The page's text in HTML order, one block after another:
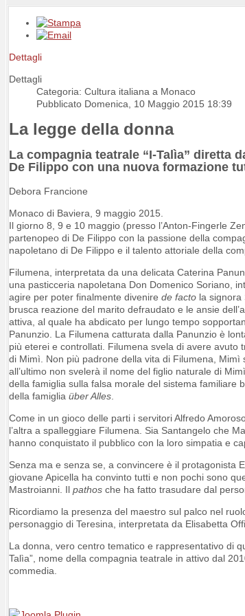
Dettagli
Dettagli
Categoria: Cultura italiana a Monaco
Pubblicato Domenica, 10 Maggio 2015 18:39
La legge della donna
La compagnia teatrale “I-Talìa” diretta
De Filippo con una nuova formazione
Debora Francione
Monaco di Baviera, 9 maggio 2015.
Il giorno 8, 9 e 10 maggio (presso l’Anton-Fingerle
partenopeo di De Filippo con la passione della
napoletano di De Filippo e il talento attoriale della
Filumena, interpretata da una delicata Caterina
una pasticceria napoletana Don Domenico Soriano,
agire per poter finalmente divenire de facto la signora
brusca reazione del marito defraudato e le ansie
attiva, al quale ha abdicato per lungo tempo
Panunzio. La Filumena catturata dalla Panunzio è
più eterei e controllati. Filumena svela di avere
di Mimì. Non più padrone della vita di Filumena, Mimì
all’ultimo non svelerà il nome del figlio naturale di
della famiglia sulla falsa morale del sistema familiare
della famiglia über Alles
Come in un gioco delle parti i servitori Alfredo
l’altra a spalleggiare Filumena. Sia Santangelo che
hanno conquistato il pubblico con la loro simpatia e
Senza ma e senza se, a convincere è il protagonista
giovane Apicella ha convinto tutti e non pochi sono
Mastroianni. Il pathos che ha fatto trasudare dal
Ricordiamo la presenza del maestro sul palco nel
personaggio di Teresina, interpretata da Elisabetta
La donna, vero centro tematico e rappresentativo di
Talìa”, nome della compagnia teatrale in attivo dal
commedia.